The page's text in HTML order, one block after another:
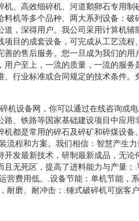
、高效细碎机、河道鹅卵石专用制
机等多个品种、两大系列设备：破
，深得用户。我公司采用计算机辅
目的成套设备，可完成从工艺流程
的售后服务。您一旦成为我们的用
户至上，一流的质量，一流的服务
行业标准或合同规定的技术条件。
机设备网，你可以通过在线咨询或
、铁路等国家基础建设项目中应用
都是常用的碎石及碎矿和碎煤设备
流程和方案。我们相信：智慧产生
发最新技术，研制最新成品，无论
无死区，提高了进料能力与产量；
费用低。.设备节能：单机节能，
耐磨、耐冲击；.锤式破碎机可据客